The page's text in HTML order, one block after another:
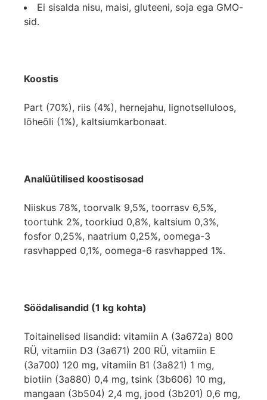
Ei sisalda nisu, maisi, gluteeni, soja ega GMO-
sid.
Koostis
Part (70%), riis (4%), hernejahu, lignotselluloos,
lõheõli (1%), kaltsiumkarbonaat.
Analüütilised koostisosad
Niiskus 78%, toorvalk 9,5%, toorrasv 6,5%,
toortuhk 2%, toorkiud 0,8%, kaltsium 0,3%,
fosfor 0,25%, naatrium 0,25%, oomega-3
rasvhapped 0,1%, oomega-6 rasvhapped 1%.
Söödalisandid (1 kg kohta)
Toitainelised lisandid: vitamiin A (3a672a) 800
RÜ, vitamiin D3 (3a671) 200 RÜ, vitamiin E
(3a700) 120 mg, vitamiin B1 (3a821) 1 mg,
biotiin (3a880) 0,4 mg, tsink (3b606) 10 mg,
mangaan (3b504) 2,4 mg, jood (3b201) 0,6 mg,